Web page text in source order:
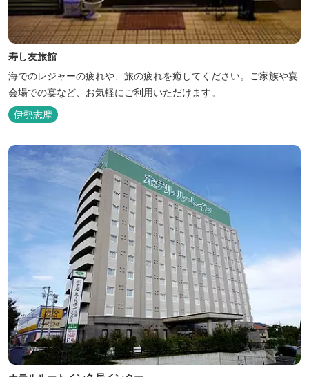
寿し友旅館
海でのレジャーの疲れや、旅の疲れを癒してください。ご家族や宴
会場での宴など、お気軽にご利用いただけます。
伊勢志摩